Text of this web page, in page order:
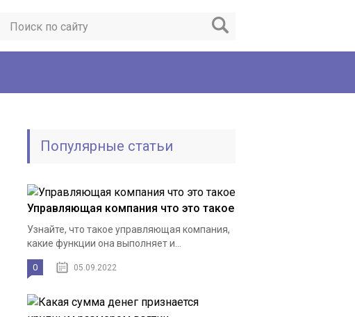
Популярные статьи
Управляющая компания что это такое
Узнайте, что такое управляющая компания,
какие функции она выполняет и...
0 05.09.2022